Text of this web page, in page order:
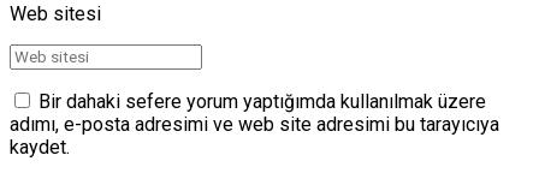
Web sitesi
Bir dahaki sefere yorum yaptığımda kullanılmak üzere
adımı, e-posta adresimi ve web site adresimi bu tarayıcıya
kaydet.